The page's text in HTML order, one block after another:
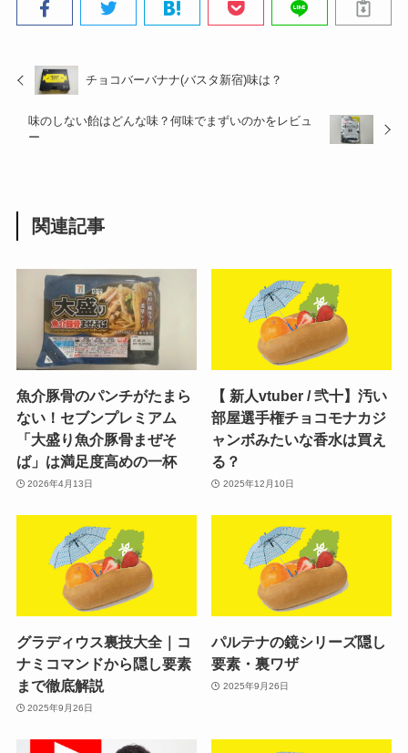
チョコバーバナナ(バスタ新宿)味は？
味のしない飴はどんな味？何味でまずいのかをレビュ
ー
関連記事
魚介豚骨のパンチがたまら
ない！セブンプレミアム
「大盛り魚介豚骨まぜそ
ば」は満足度高めの一杯
2026年4月13日
【 新人vtuber / 弐十】汚い
部屋選手権チョコモナカジ
ャンボみたいな香水は買え
る？
2025年12月10日
グラディウス裏技大全｜コ
ナミコマンドから隠し要素
まで徹底解説
2025年9月26日
パルテナの鏡シリーズ隠し
要素・裏ワザ
2025年9月26日